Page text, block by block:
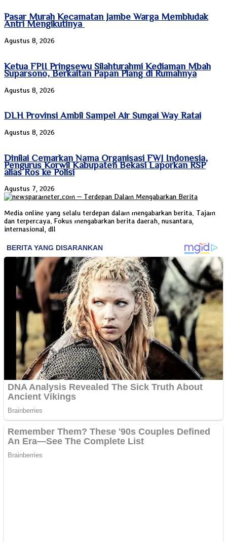
Pasar Murah Kecamatan Jambe Warga Membludak
Antri Mengikutinya
Agustus 8, 2026
Ketua FPII Pringsewu Silahturahmi Kediaman Mbah
Suparsono, Berkaitan Papan Plang di Rumahnya
Agustus 8, 2026
DLH Provinsi Ambil Sampel Air Sungai Way Ratai
Agustus 8, 2026
Dinilai Cemarkan Nama Organisasi FWJ Indonesia,
Pengurus Korwil Kabupaten Bekasi Laporkan RSP
alias Ros ke Polisi
Agustus 7, 2026
Media online yang selalu terdepan dalam mengabarkan berita. Tajam
dan terpercaya. Fokus mengabarkan berita daerah, nusantara,
internasional, dll